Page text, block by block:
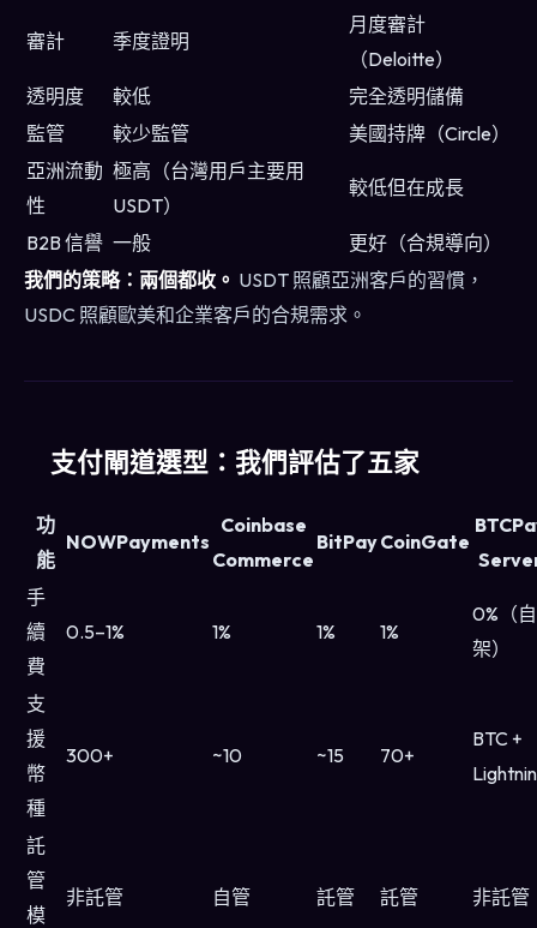
審計 季度證明
月度審計
（Deloitte）
透明度
較低
完全透明儲備
監管
較少監管
美國持牌（Circle）
亞洲流動
性
極高（台灣用戶主要用
USDT）
較低但在成長
B2B 信譽 一般
更好（合規導向）
我們的策略：兩個都收。 USDT 照顧亞洲客戶的習慣，
USDC 照顧歐美和企業客戶的合規需求。
支付閘道選型：我們評估了五家
功
能
NOWPayments
Coinbase
Commerce
BitPayCoinGate
手
續
費
0.5–1% 1% 1% 1%
0%（自
架）
支
援
幣
種
300+ ~10 ~15 70+
BTC +
託
管
模
非託管 自管 託管 託管 非託管